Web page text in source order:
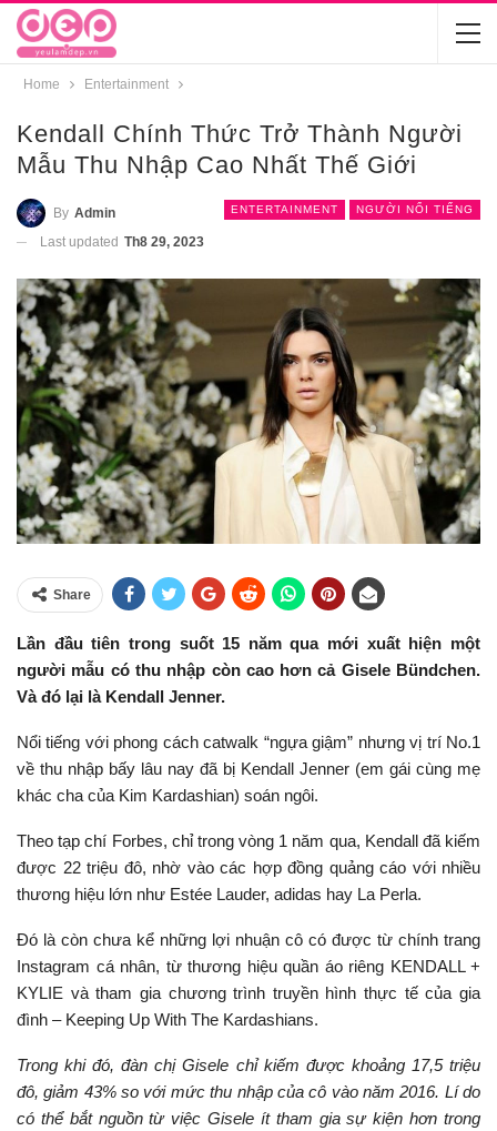
Home Entertainment
Kendall Chính Thức Trở Thành Người
Mẫu Thu Nhập Cao Nhất Thế Giới
ENTERTAINMENT NGƯỜI NỔI TIẾNG
By Admin
Last updated Th8 29, 2023
Share
Lần đầu tiên trong suốt 15 năm qua mới xuất hiện một
người mẫu có thu nhập còn cao hơn cả Gisele Bündchen.
Và đó lại là Kendall Jenner.
Nổi tiếng với phong cách catwalk “ngựa giậm” nhưng vị trí No.1
về thu nhập bấy lâu nay đã bị Kendall Jenner (em gái cùng mẹ
khác cha của Kim Kardashian) soán ngôi.
Theo tạp chí Forbes, chỉ trong vòng 1 năm qua, Kendall đã kiếm
được 22 triệu đô, nhờ vào các hợp đồng quảng cáo với nhiều
thương hiệu lớn như Estée Lauder, adidas hay La Perla.
Đó là còn chưa kể những lợi nhuận cô có được từ chính trang
Instagram cá nhân, từ thương hiệu quần áo riêng KENDALL +
KYLIE và tham gia chương trình truyền hình thực tế của gia
đình – Keeping Up With The Kardashians.
Trong khi đó, đàn chị Gisele chỉ kiếm được khoảng 17,5 triệu
đô, giảm 43% so với mức thu nhập của cô vào năm 2016. Lí do
có thể bắt nguồn từ việc Gisele ít tham gia sự kiện hơn trong